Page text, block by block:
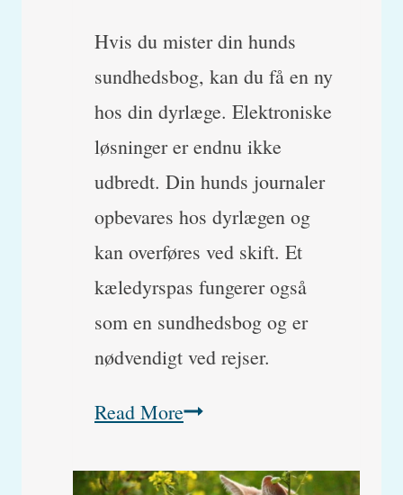
Hvis du mister din hunds
sundhedsbog, kan du få en ny
hos din dyrlæge. Elektroniske
løsninger er endnu ikke
udbredt. Din hunds journaler
opbevares hos dyrlægen og
kan overføres ved skift. Et
kæledyrspas fungerer også
som en sundhedsbog og er
nødvendigt ved rejser.
Read MoreMistet
–